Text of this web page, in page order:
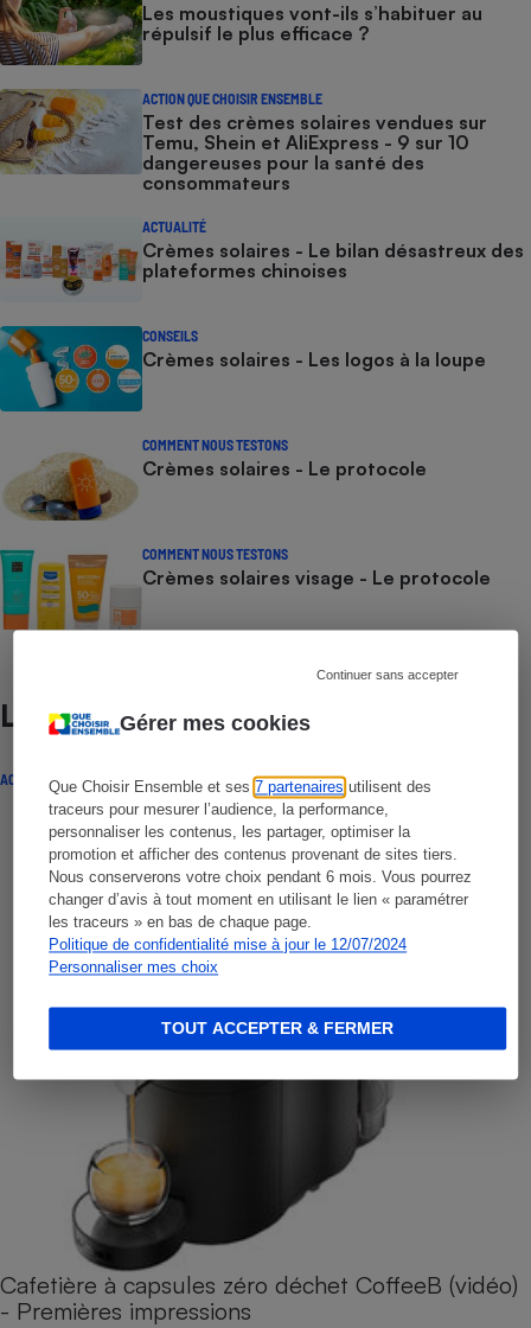
Gérer mes cookies
Que Choisir Ensemble et ses7 partenaires utilisent des
traceurs pour mesurer l’audience, la performance,
personnaliser les contenus, les partager, optimiser la
promotion et afficher des contenus provenant de sites tiers.
Nous conserverons votre choix pendant 6 mois. Vous pourrez
changer d’avis à tout moment en utilisant le lien « paramétrer
les traceurs » en bas de chaque page.
Politique de confidentialité mise à jour le 12/07/2024
Personnaliser mes choix
Continuer sans accepter
TOUT ACCEPTER & FERMER
Les moustiques vont-ils s’habituer au
répulsif le plus efficace ?
ACTION QUE CHOISIR ENSEMBLE
Test des crèmes solaires vendues sur
Temu, Shein et AliExpress - 9 sur 10
dangereuses pour la santé des
consommateurs
ACTUALITÉ
Crèmes solaires - Le bilan désastreux des
plateformes chinoises
CONSEILS
Crèmes solaires - Les logos à la loupe
COMMENT NOUS TESTONS
Crèmes solaires - Le protocole
COMMENT NOUS TESTONS
Crèmes solaires visage - Le protocole
Lire aussi
ACTUALITÉ
Cafetière à capsules zéro déchet CoffeeB (vidéo)
- Premières impressions